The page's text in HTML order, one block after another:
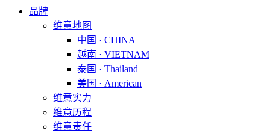
品牌
维意地图
中国 · CHINA
越南 · VIETNAM
泰国 · Thailand
美国 · American
维意实力
维意历程
维意责任